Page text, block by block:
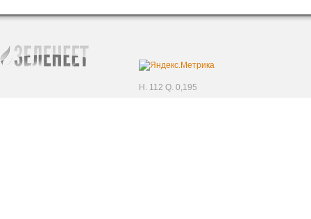
H. 112 Q. 0,195